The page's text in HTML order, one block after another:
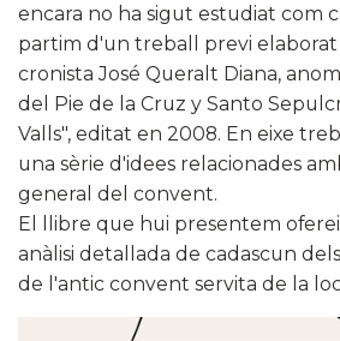
encara no ha sigut estudiat com
partim d'un treball previ
cronista José Queralt Diana,
del Pie de la Cruz y Santo
Valls", editat en 2008. En eixe
una sèrie d'idees relacionades
general del convent.
El llibre que hui presentem
anàlisi detallada de cadascun
de l'antic convent servita de la